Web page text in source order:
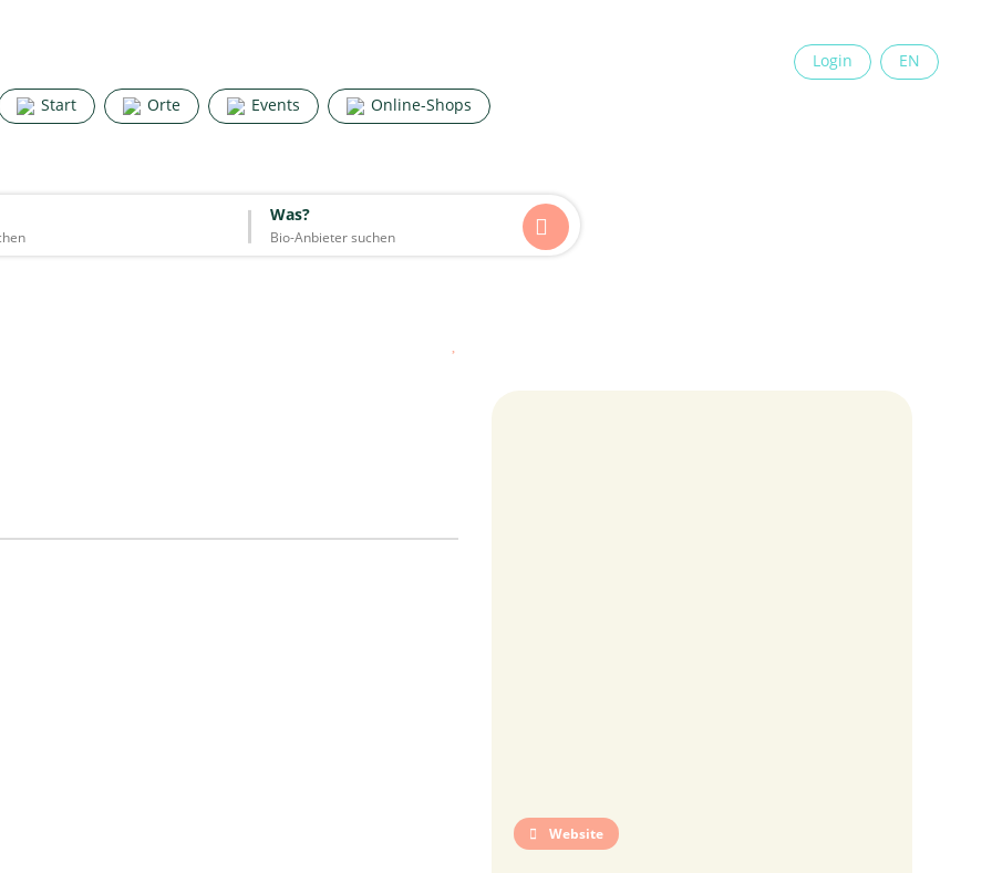
Start Orte Events Online-Shops
Login EN
Was?
×
Start Orte Events Online-Shops
Was?
Website